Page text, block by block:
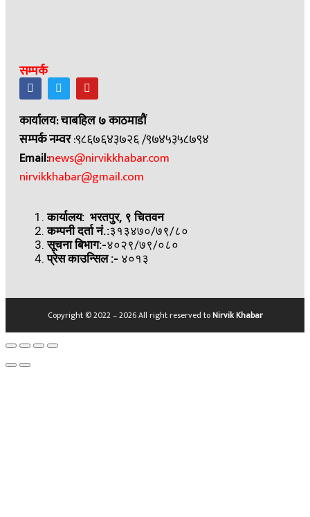
सम्पर्क
कार्यालय: चाबहिल ७ काठमाडौं
सम्पर्क नम्वर:९८६७६४३७२६ /९७४५३५८७९४
Email:news@nirvikkhabar.com
nirvikkhabar@gmail.com
कार्यालय: भरतपुर, ९ चितवन
कम्पनी दर्ता नं.:३१३४७०/७९/८०
सूचना बिभाग:-४०२९/७९/०८०
प्रेस काउन्सिल:- ४०१३
Copyright © 2022 – 2026 All right reserved toNirvik Khabar